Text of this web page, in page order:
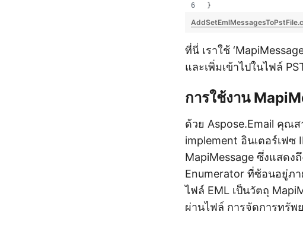
}
ที่นี่ เราใช้
และเพิ่มเข้าไปในไฟล์
การใช้งาน
ด้วย Aspose.Email คุณส
implement อินเตอร์เฟซ
MapiMessage ซึ่งแสดง
Enumerator ที่ซ้อนอยู่ภ
ไฟล์ EML เป็นวัตถุ
ผ่านไฟล์ การจัดการทรัพ